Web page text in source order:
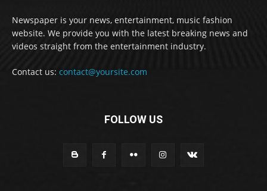
Newspaper is your news, entertainment, music fashion
website. We provide you with the latest breaking news and
videos straight from the entertainment industry.
Contact us: contact@yoursite.com
FOLLOW US